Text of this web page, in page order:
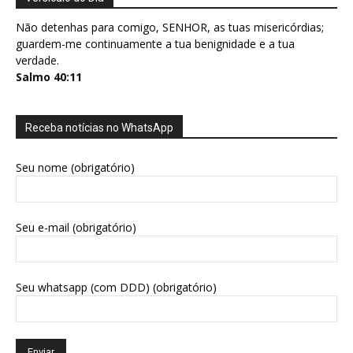
Não detenhas para comigo, SENHOR, as tuas misericórdias;
guardem-me continuamente a tua benignidade e a tua
verdade.
Salmo 40:11
Receba notícias no WhatsApp
Seu nome (obrigatório)
Seu e-mail (obrigatório)
Seu whatsapp (com DDD) (obrigatório)